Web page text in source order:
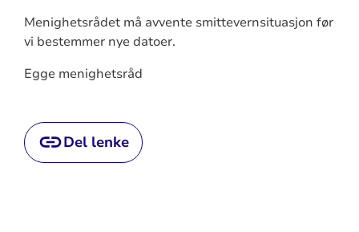
Menighetsrådet må avvente smittevernsituasjon før
vi bestemmer nye datoer.
Egge menighetsråd
Del lenke